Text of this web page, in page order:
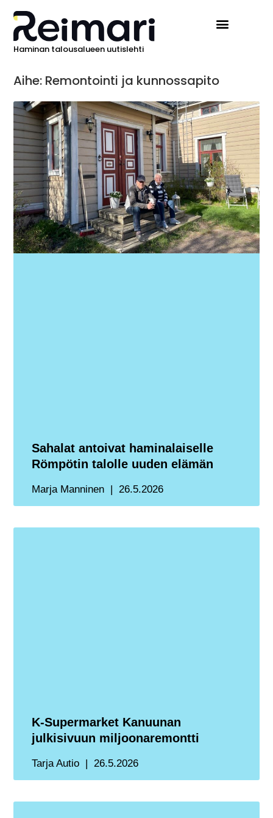
Haminan talousalueen uutislehti
Aihe: Remontointi ja kunnossapito
Sahalat antoivat haminalaiselle
Römpötin talolle uuden elämän
Marja Manninen 26.5.2026
K-Supermarket Kanuunan
julkisivuun miljoonaremontti
Tarja Autio 26.5.2026